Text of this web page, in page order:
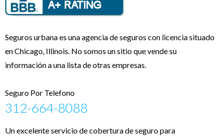
Seguros urbana es una agencia de seguros con licencia situado
en Chicago, Illinois. No somos un sitio que vende su
información a una lista de otras empresas.
Seguro Por Telefono
312-664-8088
Un excelente servicio de cobertura de seguro para